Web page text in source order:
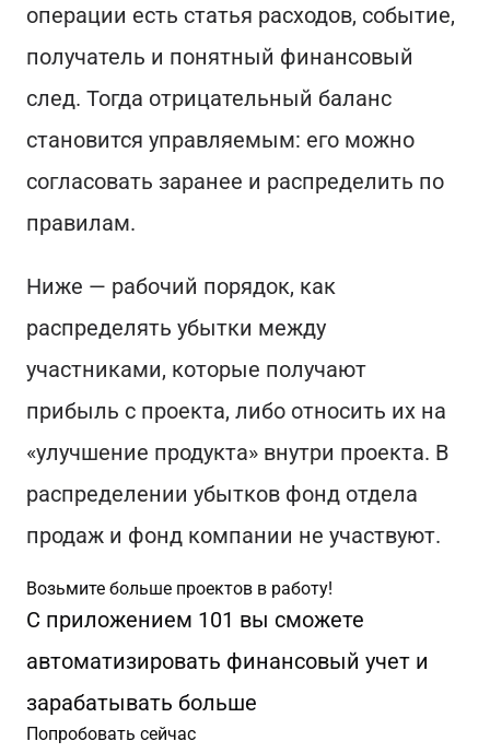
операции есть статья расходов, событие,
получатель и понятный финансовый
след. Тогда отрицательный баланс
становится управляемым: его можно
согласовать заранее и распределить по
правилам.
Ниже — рабочий порядок, как
распределять убытки между
участниками, которые получают
прибыль с проекта, либо относить их на
«улучшение продукта» внутри проекта. В
распределении убытков фонд отдела
продаж и фонд компании не участвуют.
Возьмите больше проектов в работу!
С приложением 101 вы сможете
автоматизировать финансовый учет и
зарабатывать больше
Попробовать сейчас